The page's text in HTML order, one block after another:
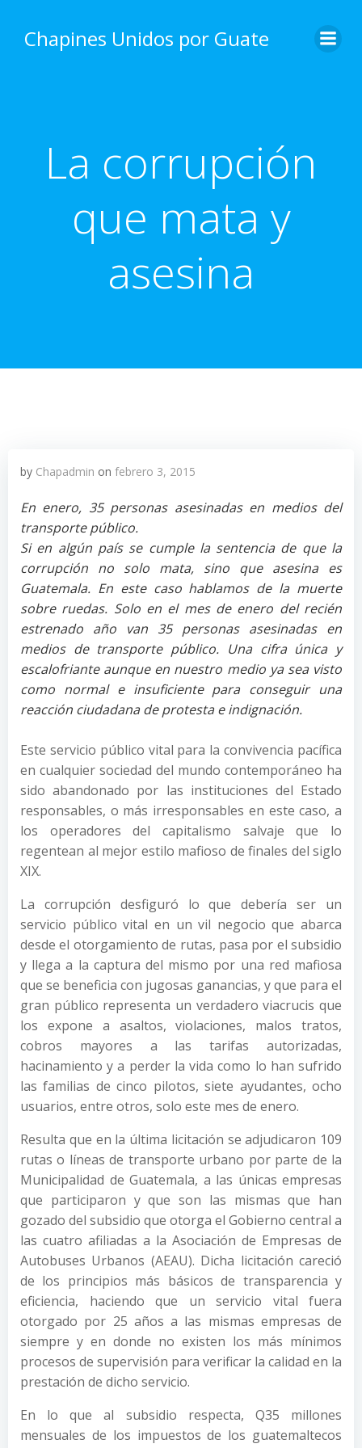
content
Chapines Unidos por Guate
La corrupción
que mata y
asesina
by Chapadmin on febrero 3, 2015
En enero, 35 personas asesinadas en medios del
transporte público.
Si en algún país se cumple la sentencia de que la
corrupción no solo mata, sino que asesina es
Guatemala. En este caso hablamos de la muerte
sobre ruedas. Solo en el mes de enero del recién
estrenado año van 35 personas asesinadas en
medios de transporte público. Una cifra única y
escalofriante aunque en nuestro medio ya sea visto
como normal e insuficiente para conseguir una
reacción ciudadana de protesta e indignación.
Este servicio público vital para la convivencia pacífica
en cualquier sociedad del mundo contemporáneo ha
sido abandonado por las instituciones del Estado
responsables, o más irresponsables en este caso, a
los operadores del capitalismo salvaje que lo
regentean al mejor estilo mafioso de finales del siglo
XIX.
La corrupción desfiguró lo que debería ser un
servicio público vital en un vil negocio que abarca
desde el otorgamiento de rutas, pasa por el subsidio
y llega a la captura del mismo por una red mafiosa
que se beneficia con jugosas ganancias, y que para el
gran público representa un verdadero viacrucis que
los expone a asaltos, violaciones, malos tratos,
cobros mayores a las tarifas autorizadas,
hacinamiento y a perder la vida como lo han sufrido
las familias de cinco pilotos, siete ayudantes, ocho
usuarios, entre otros, solo este mes de enero.
Resulta que en la última licitación se adjudicaron 109
rutas o líneas de transporte urbano por parte de la
Municipalidad de Guatemala, a las únicas empresas
que participaron y que son las mismas que han
gozado del subsidio que otorga el Gobierno central a
las cuatro afiliadas a la Asociación de Empresas de
Autobuses Urbanos (AEAU). Dicha licitación careció
de los principios más básicos de transparencia y
eficiencia, haciendo que un servicio vital fuera
otorgado por 25 años a las mismas empresas de
siempre y en donde no existen los más mínimos
procesos de supervisión para verificar la calidad en la
prestación de dicho servicio.
En lo que al subsidio respecta, Q35 millones
mensuales de los impuestos de los guatemaltecos